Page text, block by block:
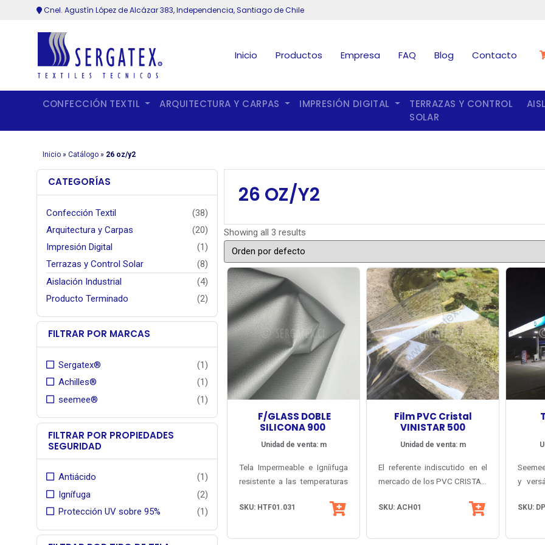
Cnel. Agustín López de Alcázar 383, Independencia, Santiago de Chile
Inicio Productos Empresa FAQ Blog Contacto
CONFECCIÓN TEXTIL ARQUITECTURA Y CARPAS IMPRESIÓN DIGITAL
TERRAZAS Y CONTROL
SOLAR
Inicio» Catálogo» 26 oz/y2
CATEGORÍAS
Confección Textil
(38)
Arquitectura y Carpas
(20)
Impresión Digital
(1)
Terrazas y Control Solar
(8)
Aislación Industrial
(4)
Producto Terminado
(2)
FILTRAR POR MARCAS
Sergatex®
(1)
Achilles®
(1)
seemee®
(1)
FILTRAR POR PROPIEDADES
SEGURIDAD
Antiácido
(1)
Ignífuga
(2)
Protección UV sobre 95%
(1)
26 OZ/Y2
Showing all 3 results
F/GLASS DOBLE
SILICONA 900
Unidad de venta: m
Tela Impermeable e Igníifuga
resistente a las temperaturas
Tejido denso de fibra de
por ambas caras, con
SKU: HTF01.031
Film PVC Cristal
VINISTAR 500
Unidad de venta: m
El referente indiscutido en el
mercado de los PVC CRISTAL,
Japón. Lámina de máxima
protector UV sobre 95%.
SKU: ACH01
y
SKU: